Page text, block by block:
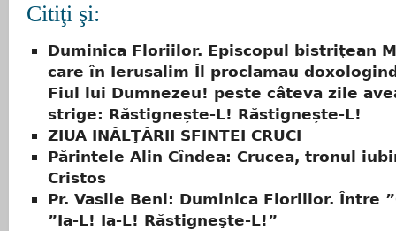
Citiţi şi:
Duminica Floriilor. Episcopul bistriţean
care în Ierusalim Îl proclamau
Fiul lui Dumnezeu! peste câteva zile
strige: Răstignește-L! Răstignește-L!
ZIUA INĂLŢĂRII SFINTEI CRUCI
Părintele Alin Cîndea: Crucea, tronul
Cristos
Pr. Vasile Beni: Duminica Floriilor. Între
”Ia-L! Ia-L! Răstigneşte-L!”